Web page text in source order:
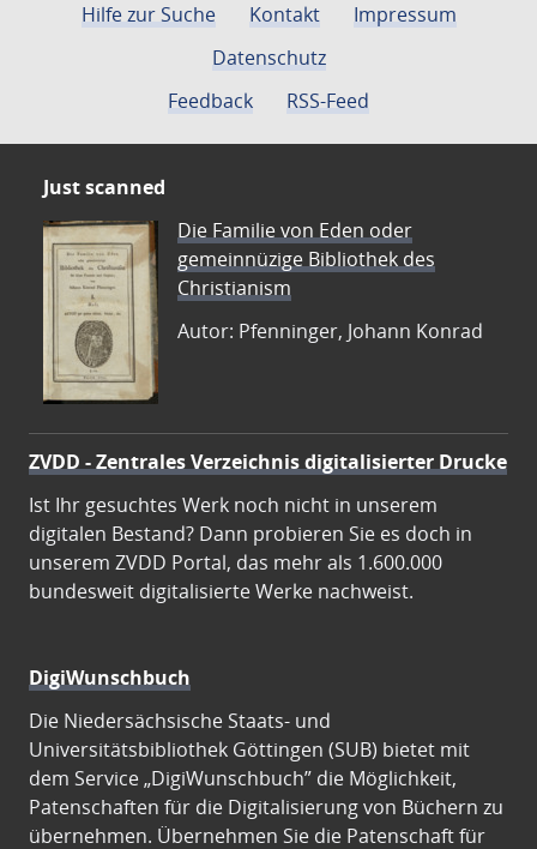
Hilfe zur Suche Kontakt
Impressum
Datenschutz
Feedback
RSS-Feed
Just scanned
Die Familie von Eden oder
gemeinnüzige Bibliothek des
Christianism
Autor: Pfenninger, Johann Konrad
ZVDD - Zentrales Verzeichnis digitalisierter Drucke
Ist Ihr gesuchtes Werk noch nicht in unserem
digitalen Bestand? Dann probieren Sie es doch in
unserem ZVDD Portal, das mehr als 1.600.000
bundesweit digitalisierte Werke nachweist.
DigiWunschbuch
Die Niedersächsische Staats- und
Universitätsbibliothek Göttingen (SUB) bietet mit
dem Service „DigiWunschbuch” die Möglichkeit,
Patenschaften für die Digitalisierung von Büchern zu
übernehmen. Übernehmen Sie die Patenschaft für